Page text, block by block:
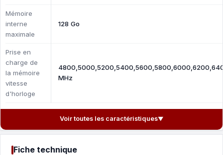
Mémoire
interne
maximale
128 Go
Prise en
charge de
la mémoire
vitesse
d'horloge
MHz
Voir toutes les caractéristiques▼
Fiche technique